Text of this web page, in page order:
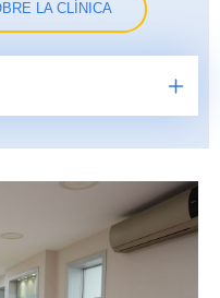
LA CLÍNICA